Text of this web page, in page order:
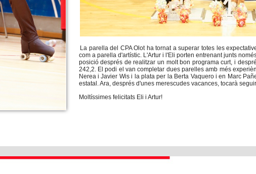
La parella del CPA Olot ha tornat a superar totes les
com a parella d'artístic. L'Artur i l'Eli porten entrenant junts
posició després de realitzar un molt bon programa curt, i
242,2. El podi el van completar dues parelles amb més
Nerea i Javier Wis i la plata per la Berta Vaquero i en Marc
estatal. Ara, després d'unes merescudes vacances, tocarà
Moltíssimes felicitats Eli i Artur!